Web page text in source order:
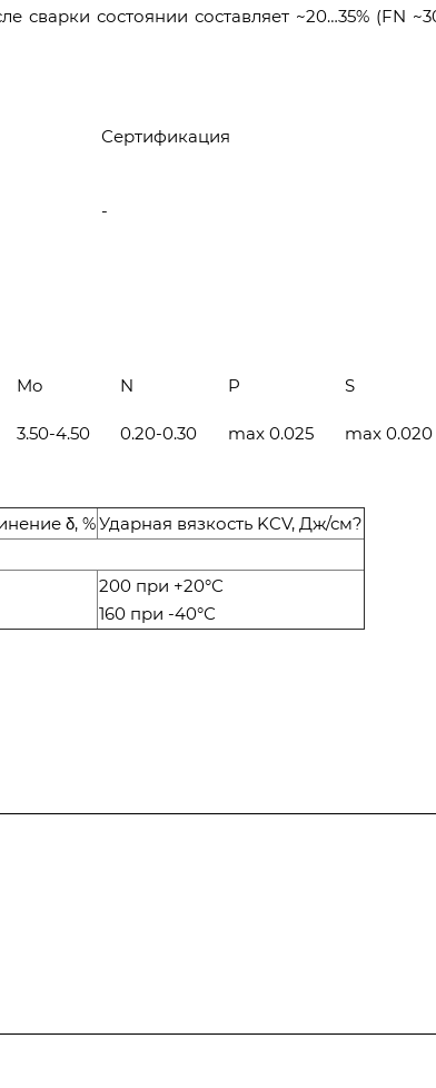
состоянии составляет ~20…35% (FN
Сертификация
-
Mo N P S
3.50-4.50 0.20-0.30 max 0.025 max 0.020
δ, %Ударная вязкость KCV, Дж/см?
200 при +20°С
160 при -40°С